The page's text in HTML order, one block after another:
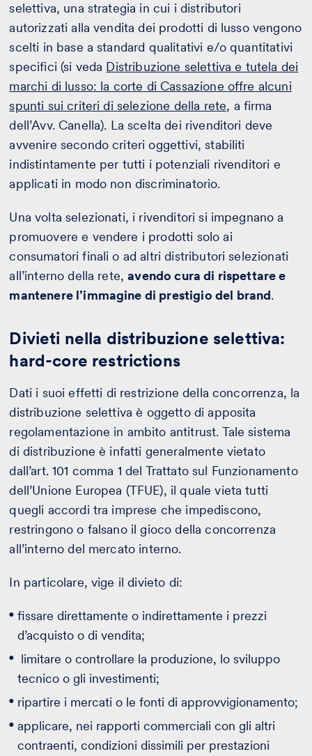
selettiva, una strategia in cui i distributori
autorizzati alla vendita dei prodotti di lusso vengono
scelti in base a standard qualitativi e/o quantitativi
specifici (si veda Distribuzione selettiva e tutela dei
marchi di lusso: la corte di Cassazione offre alcuni
spunti sui criteri di selezione della rete, a firma
dell’Avv. Canella). La scelta dei rivenditori deve
avvenire secondo criteri oggettivi, stabiliti
indistintamente per tutti i potenziali rivenditori e
applicati in modo non discriminatorio.
Una volta selezionati, i rivenditori si impegnano a
promuovere e vendere i prodotti solo ai
consumatori finali o ad altri distributori selezionati
all’interno della rete,avendo cura di rispettare e
mantenere l’immagine di prestigio del brand.
Divieti nella distribuzione selettiva:
hard-core restrictions
Dati i suoi effetti di restrizione della concorrenza, la
distribuzione selettiva è oggetto di apposita
regolamentazione in ambito antitrust. Tale sistema
di distribuzione è infatti generalmente vietato
dall’art. 101 comma 1 del Trattato sul Funzionamento
dell’Unione Europea (TFUE), il quale vieta tutti
quegli accordi tra imprese che impediscono,
restringono o falsano il gioco della concorrenza
all’interno del mercato interno.
In particolare, vige il divieto di:
fissare direttamente o indirettamente i prezzi
d’acquisto o di vendita;
limitare o controllare la produzione, lo sviluppo
tecnico o gli investimenti;
ripartire i mercati o le fonti di approvvigionamento;
applicare, nei rapporti commerciali con gli altri
contraenti, condizioni dissimili per prestazioni